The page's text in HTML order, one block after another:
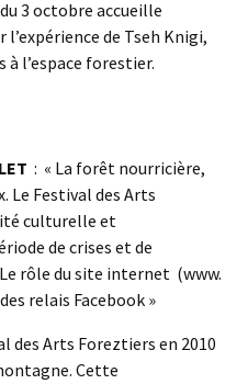
3 octobre accueille
de Tseh Knigi,
l’espace forestier.
: « La forêt nourricière,
Le Festival des Arts
culturelle et
de crises et de
rôle du site internet (www.
relais Facebook »
des Arts Foreztiers en 2010
Cette